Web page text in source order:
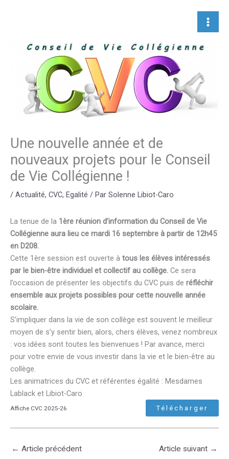
Une nouvelle année et de
nouveaux projets pour le Conseil
de Vie Collégienne !
/ Actualité, CVC, Egalité / Par Solenne Libiot-Caro
La tenue de la 1ère réunion d’information du Conseil de Vie
Collégienne aura lieu ce mardi 16 septembre à partir de 12h45
en D208.
Cette 1ère session est ouverte à tous les élèves intéressés
par le bien-être individuel et collectif au collège. Ce sera
l’occasion de présenter les objectifs du CVC puis de réfléchir
ensemble aux projets possibles pour cette nouvelle année
scolaire.
S’impliquer dans la vie de son collège est souvent le meilleur
moyen de s’y sentir bien, alors, chers élèves, venez nombreux
: vos idées sont toutes les bienvenues ! Par avance, merci
pour votre envie de vous investir dans la vie et le bien-être au
collège.
Les animatrices du CVC et référentes égalité : Mesdames
Lablack et Libiot-Caro
Affiche CVC 2025-26 Télécharger
← Article précédent Article suivant →